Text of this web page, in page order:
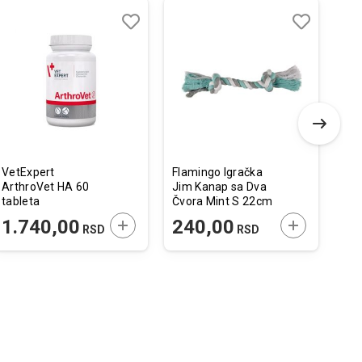
KORPU
VetExpert
ArthroVet HA 60
tableta
1.740,00 RSD DODAJTE U KORPU
Flamingo Igračka
Jim Kanap sa Dva
Čvora Mint S 22cm
240,00 RSD DODAJTE U
listu
želja